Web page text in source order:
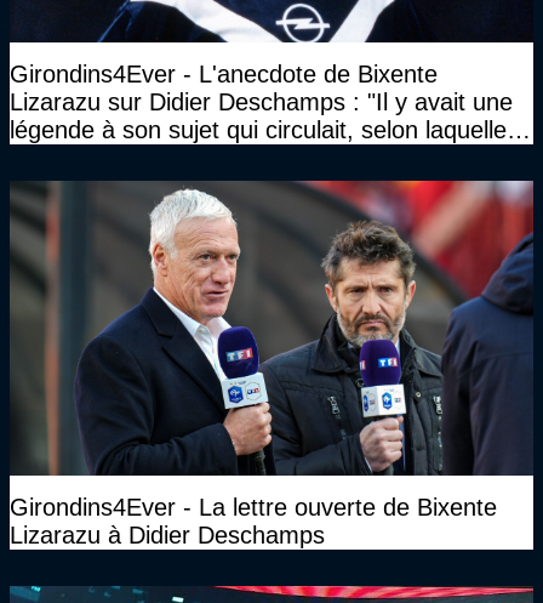
Girondins4Ever - L'anecdote de Bixente
Lizarazu sur Didier Deschamps : "Il y avait une
légende à son sujet qui circulait, selon laquelle il
Girondins4Ever - La lettre ouverte de Bixente
Lizarazu à Didier Deschamps